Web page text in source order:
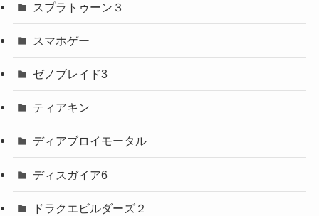
スプラトゥーン３
スマホゲー
ゼノブレイド3
ティアキン
ディアブロイモータル
ディスガイア6
ドラクエビルダーズ２